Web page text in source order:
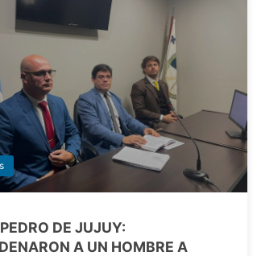
DE JUJUY:
A UN HOMBRE A